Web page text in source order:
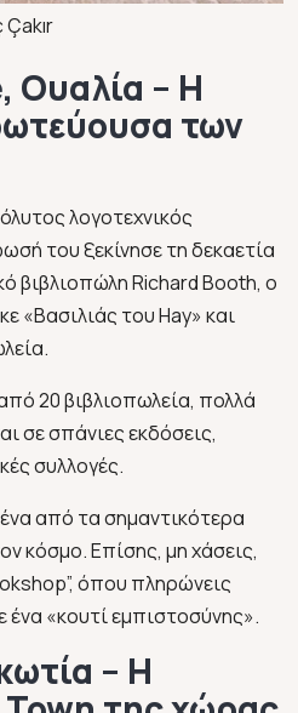
Ουαλία – Η
των
λογοτεχνικός
του ξεκίνησε τη δεκαετία
βιβλιοπώλη Richard Booth, ο
«Βασιλιάς του Hay» και
20 βιβλιοπωλεία, πολλά
σε σπάνιες εκδόσεις,
συλλογές.
ένα από τα σημαντικότερα
κόσμο. Επίσης, μη χάσεις,
όπου πληρώνεις
«κουτί εμπιστοσύνης».
– Η